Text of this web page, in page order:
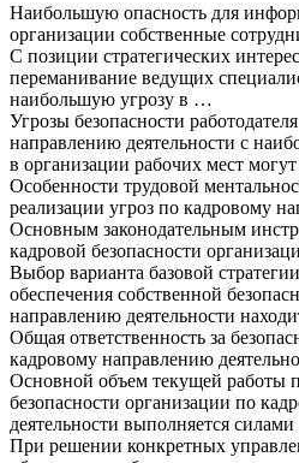
Наибольшую опасность для
организации собственные
С позиции стратегических
переманивание ведущих
наибольшую угрозу в …
Угрозы безопасности
направлению деятельности с
в организации рабочих мест
Особенности трудовой
реализации угроз по кадровому
Основным законодательным
кадровой безопасности
Выбор варианта базовой
обеспечения собственной
направлению деятельности
Общая ответственность за
кадровому направлению
Основной объем текущей работы
безопасности организации по
деятельности выполняется
При решении конкретных